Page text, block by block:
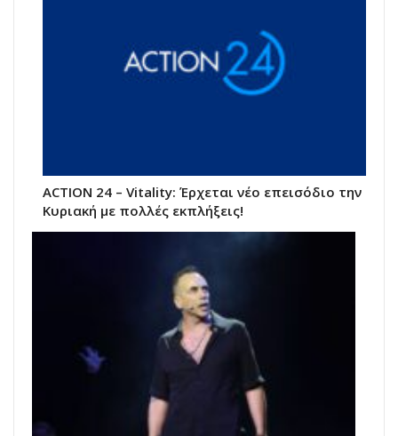
ACTION 24 – Vitality: Έρχεται νέο επεισόδιο την
Κυριακή με πολλές εκπλήξεις!